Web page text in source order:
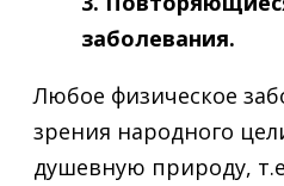
заболевания.
Любое физическое
зрения народного
душевную природу,